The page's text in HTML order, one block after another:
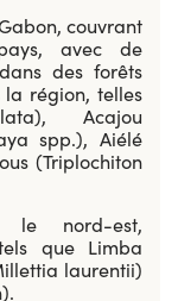
couvrant
avec de
des forêts
la région, telles
Acajou
spp.), Aiélé
(Triplochiton
le nord-est,
que Limba
laurentii)